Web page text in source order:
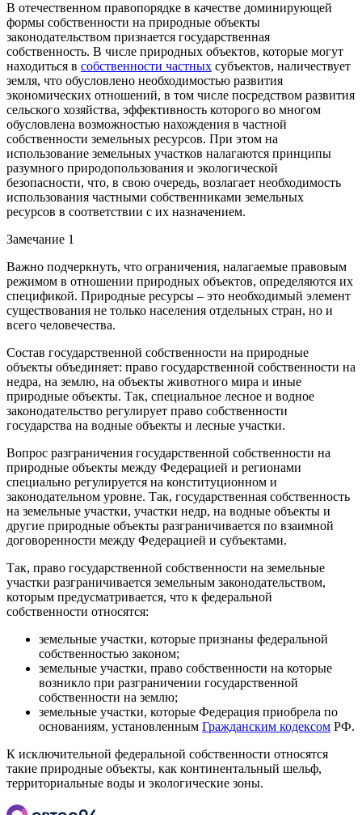
В отечественном правопорядке в качестве доминирующей
формы собственности на природные объекты
законодательством признается государственная
собственность. В числе природных объектов, которые могут
находиться в собственности частных субъектов, наличествует
земля, что обусловлено необходимостью развития
экономических отношений, в том числе посредством развития
сельского хозяйства, эффективность которого во многом
обусловлена возможностью нахождения в частной
собственности земельных ресурсов. При этом на
использование земельных участков налагаются принципы
разумного природопользования и экологической
безопасности, что, в свою очередь, возлагает необходимость
использования частными собственниками земельных
ресурсов в соответствии с их назначением.
Замечание 1
Важно подчеркнуть, что ограничения, налагаемые правовым
режимом в отношении природных объектов, определяются их
спецификой. Природные ресурсы – это необходимый элемент
существования не только населения отдельных стран, но и
всего человечества.
Состав государственной собственности на природные
объекты объединяет: право государственной собственности на
недра, на землю, на объекты животного мира и иные
природные объекты. Так, специальное лесное и водное
законодательство регулирует право собственности
государства на водные объекты и лесные участки.
Вопрос разграничения государственной собственности на
природные объекты между Федерацией и регионами
специально регулируется на конституционном и
законодательном уровне. Так, государственная собственность
на земельные участки, участки недр, на водные объекты и
другие природные объекты разграничивается по взаимной
договоренности между Федерацией и субъектами.
Так, право государственной собственности на земельные
участки разграничивается земельным законодательством,
которым предусматривается, что к федеральной
собственности относятся:
земельные участки, которые признаны федеральной
собственностью законом;
земельные участки, право собственности на которые
возникло при разграничении государственной
собственности на землю;
земельные участки, которые Федерация приобрела по
основаниям, установленным Гражданским кодексом РФ.
К исключительной федеральной собственности относятся
такие природные объекты, как континентальный шельф,
территориальные воды и экологические зоны.